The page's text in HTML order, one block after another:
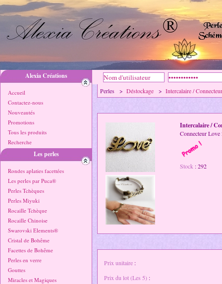
Alexia Créations
Accueil
Contactez-nous
Nouveautés
Promotions
Tous les produits
Recherche
Les perles
Rondes aplaties facettées
Les perles par Puca®
Perles Tchèques
Perles Miyuki
Rocaille Tchèque
Rocaille Chinoise
Swarovski Elements®
Cristal de Bohême
Facettes de Bohême
Perles en verre
Gouttes
Miracles et Magiques
Perles > Déstockage > Intercalaire /
Intercalaire /
Connecteur
Stock : 292
Prix unitaire :
Prix du lot (Les 5) :